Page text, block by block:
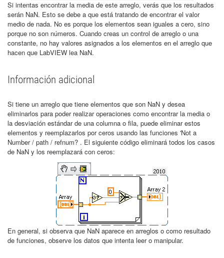
Si intentas encontrar la media de este arreglo, verás que los resultados
serán NaN. Esto se debe a que está tratando de encontrar el valor
medio de nada. No es porque los elementos sean iguales a cero, sino
porque no son números. Cuando creas un control de arreglo o una
constante, no hay valores asignados a los elementos en el arreglo que
hacen que LabVIEW lea NaN.
Información adicional
Si tiene un arreglo que tiene elementos que son NaN y desea
eliminarlos para poder realizar operaciones como encontrar la media o
la desviación estándar de una columna o fila, puede eliminar estos
elementos y reemplazarlos por ceros usando las funciones 'Not a
Number / path / refnum? . El siguiente código eliminará todos los casos
de NaN y los reemplazará con ceros:
En general, si observa que NaN aparece en arreglos o como resultado
de funciones, observe los datos que intenta leer o manipular.